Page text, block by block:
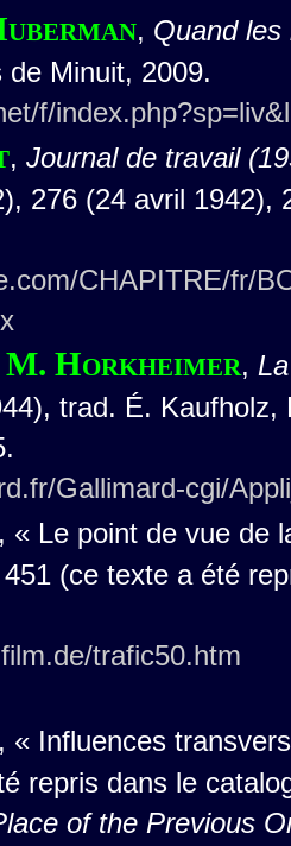
, Quand les
Minuit, 2009.
f/
, Journal de travail
276 (24 avril
CHAPITRE/fr/
M. Horkheimer,
trad. É.
Gallimard-cgi/
, « Le point de vue de
(ce texte a été
trafic50.htm
, « Influences
repris dans le
of the Previous